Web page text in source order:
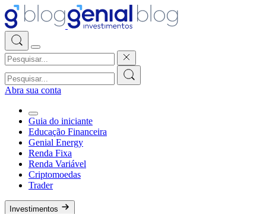
Abra sua conta
Guia do iniciante
Educação Financeira
Genial Energy
Renda Fixa
Renda Variável
Criptomoedas
Trader
Investimentos